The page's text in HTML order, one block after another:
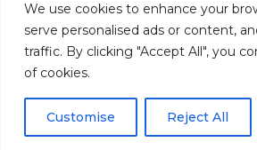
We use cookies to enhance your
serve personalised ads or content,
traffic. By clicking "Accept All", you
of cookies.
Customise Reject All
COPYRIGHT © 2024 - MC RADIO